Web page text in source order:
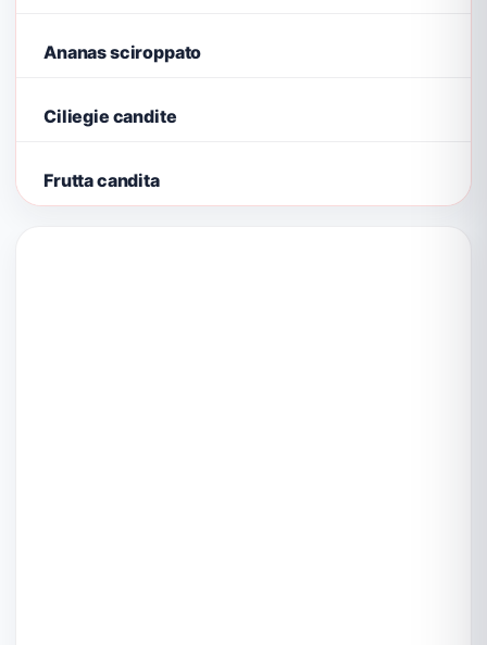
Ananas sciroppato
Ciliegie candite
Frutta candita